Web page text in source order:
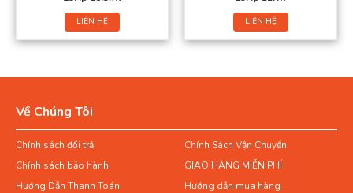
LIÊN HỆ LIÊN HỆ
Về Chúng Tôi
Chính sách đổi trả
Chính Sách Vận Chuyển
Chính sách bảo hành
GIAO HÀNG MIỄN PHÍ
Hướng Dẫn Thanh Toán
Hướng dẫn mua hàng